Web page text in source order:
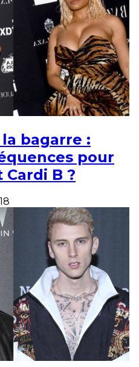
bagarre :
pour
B ?